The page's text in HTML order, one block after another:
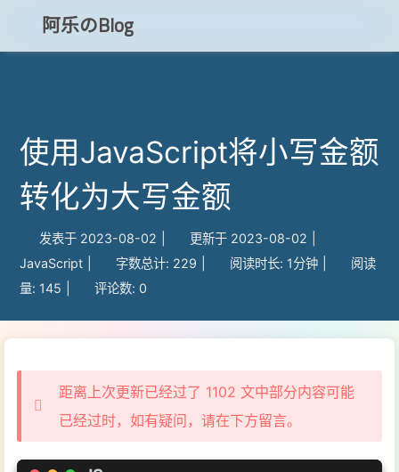
CSDN
博客小程序
阿乐のBlog
使用JavaScript将小写金额
转化为大写金额
发表于 2023-08-02 更新于 2023-08-02
JavaScript
字数总计: 229 阅读时长: 1分钟
阅读
量: 145 评论数: 0
距离上次更新已经过了 1102 文中部分内容可能
已经过时，如有疑问，请在下方留言。